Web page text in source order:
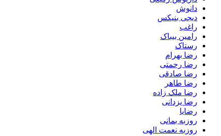
دانوش
دیجی بنیکس
راغب
رامین بیباک
رستاک
رضا بهرام
رضا رحمتی
رضا صادقی
رضا طاهر
رضا ملک زاده
رضا یزدانی
رضایا
روزبه بمانى
روزبه نعمت الهی